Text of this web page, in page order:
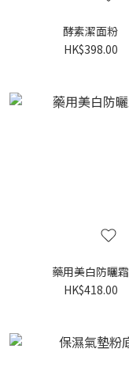
酵素潔面粉
HK$398.00
藥用美白防曬霜
HK$418.00